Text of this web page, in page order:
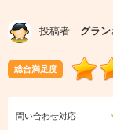
投稿者 グラン
総合満足度
問い合わせ対応